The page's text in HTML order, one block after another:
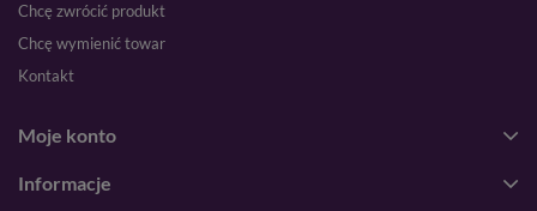
Chcę zwrócić produkt
Chcę wymienić towar
Kontakt
Moje konto
Informacje